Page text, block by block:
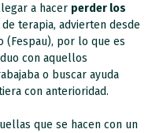
a hacer perder los
terapia, advierten desde
(Fespau), por lo que es
con aquellos
o buscar ayuda
con anterioridad.
que se hacen con un